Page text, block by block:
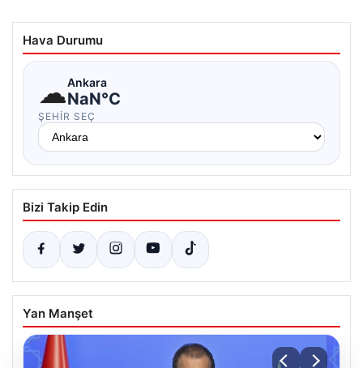
Hava Durumu
☁Ankara
NaN°C
ŞEHIR SEÇ
Bizi Takip Edin
Yan Manşet